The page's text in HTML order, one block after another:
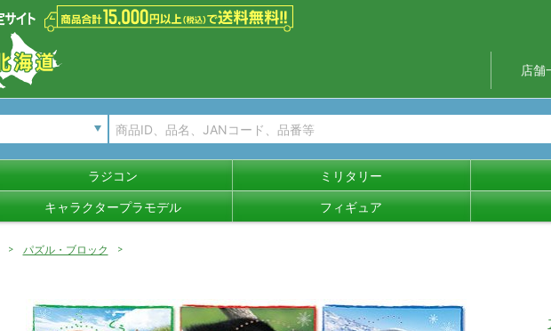
店舗
ラジコン ミリタリー
キャラクタープラモデル フィギュア
パズル・ブロック